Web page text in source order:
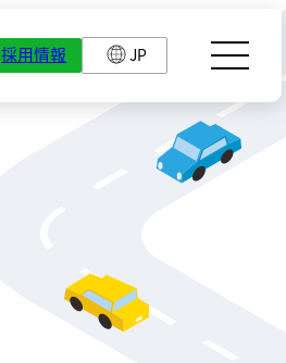
採用情報 JP